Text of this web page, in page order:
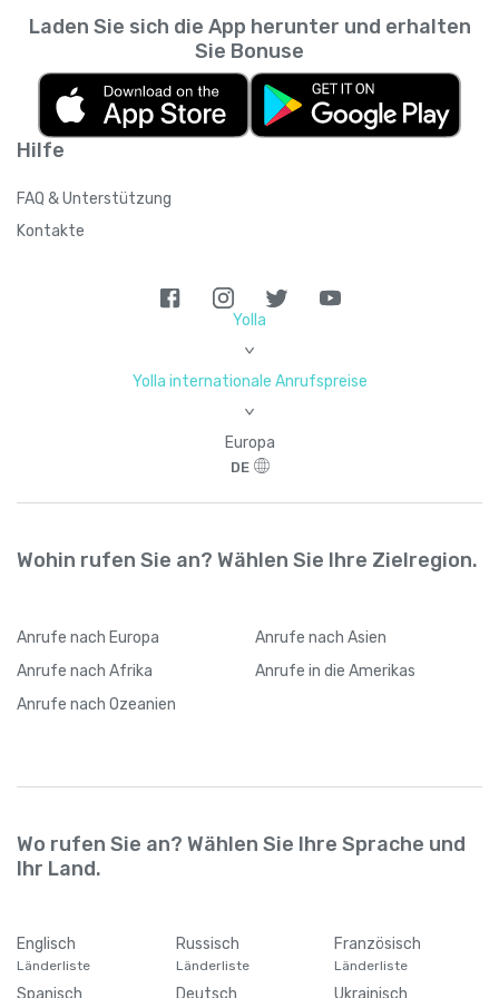
Hilfe
FAQ & Unterstützung
Kontakte
Laden Sie sich die App herunter und erhalten
Sie Bonuse
Yolla
>
Yolla internationale Anrufspreise
>
Europa
DE
Wohin rufen Sie an? Wählen Sie Ihre Zielregion.
Anrufe nach Europa Anrufe nach Asien
Anrufe nach Afrika Anrufe in die Amerikas
Anrufe nach Ozeanien
Wo rufen Sie an? Wählen Sie Ihre Sprache und
Ihr Land.
Englisch
Länderliste
Russisch
Länderliste
Französisch
Länderliste
Spanisch Deutsch Ukrainisch